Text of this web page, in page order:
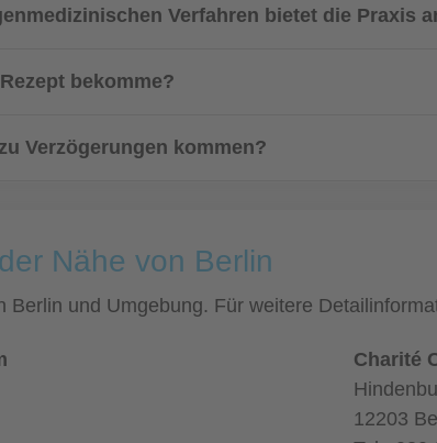
Verfahren bietet die Praxis
bekomme?
Verzögerungen kommen?
Nähe von Berlin
Berlin und Umgebung. Für weitere
Charité
12203